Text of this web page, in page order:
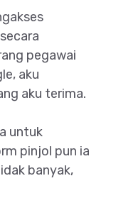
pegawai
aku
aku terima.
untuk
pinjol pun ia
banyak,